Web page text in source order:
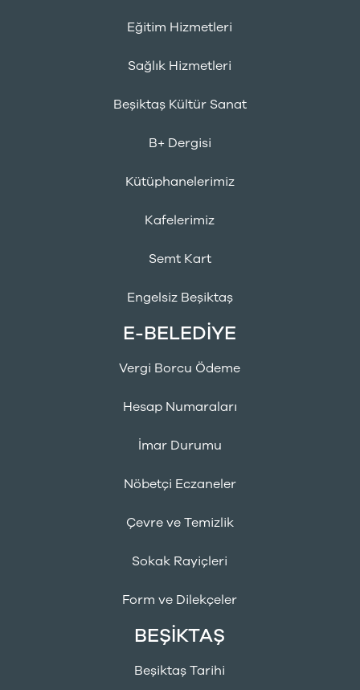
Eğitim Hizmetleri
Sağlık Hizmetleri
Beşiktaş Kültür Sanat
B+ Dergisi
Kütüphanelerimiz
Kafelerimiz
Semt Kart
Engelsiz Beşiktaş
E-BELEDİYE
Vergi Borcu Ödeme
Hesap Numaraları
İmar Durumu
Nöbetçi Eczaneler
Çevre ve Temizlik
Sokak Rayiçleri
Form ve Dilekçeler
BEŞİKTAŞ
Beşiktaş Tarihi